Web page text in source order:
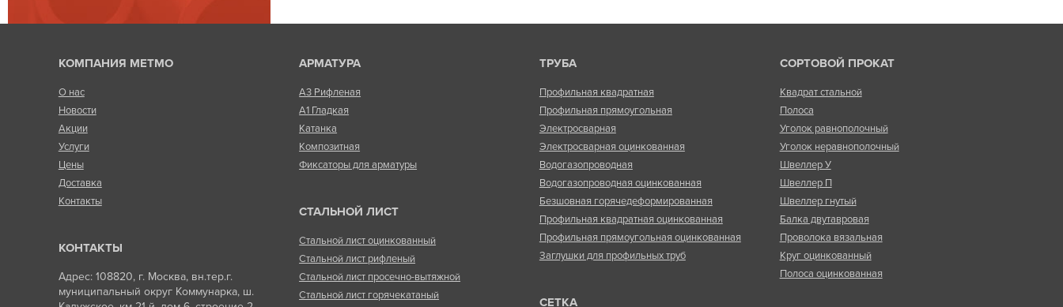
КОМПАНИЯ МЕТМО
О нас
Новости
Акции
Услуги
Цены
Доставка
Контакты
КОНТАКТЫ
Адрес: 108820, г. Москва, вн.тер.г.
муниципальный округ Коммунарка, ш.
АРМАТУРА
А3 Рифленая
А1 Гладкая
Катанка
Композитная
Фиксаторы для арматуры
СТАЛЬНОЙ ЛИСТ
Стальной лист оцинкованный
Стальной лист рифленый
Стальной лист просечно-вытяжной
Стальной лист горячекатаный
ТРУБА
Профильная квадратная
Профильная прямоугольная
Электросварная
Электросварная оцинкованная
Водогазопроводная
Водогазопроводная оцинкованная
Безшовная горячедеформированная
Профильная квадратная оцинкованная
Профильная прямоугольная оцинкованная
Заглушки для профильных труб
СЕТКА
СОРТОВОЙ ПРОКАТ
Квадрат стальной
Полоса
Уголок равнополочный
Уголок неравнополочный
Швеллер У
Швеллер П
Швеллер гнутый
Балка двутавровая
Проволока вязальная
Круг оцинкованный
Полоса оцинкованная